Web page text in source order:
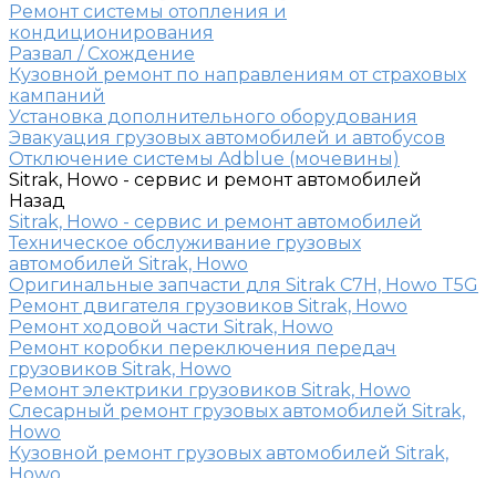
Ремонт системы отопления и
кондиционирования
Развал / Схождение
Кузовной ремонт по направлениям от страховых
кампаний
Установка дополнительного оборудования
Эвакуация грузовых автомобилей и автобусов
Отключение системы Adblue (мочевины)
Sitrak, Howo - сервис и ремонт автомобилей
Назад
Sitrak, Howo - сервис и ремонт автомобилей
Техническое обслуживание грузовых
автомобилей Sitrak, Howo
Оригинальные запчасти для Sitrak C7H, Howo T5G
Ремонт двигателя грузовиков Sitrak, Howo
Ремонт ходовой части Sitrak, Howo
Ремонт коробки переключения передач
грузовиков Sitrak, Howo
Ремонт электрики грузовиков Sitrak, Howo
Слесарный ремонт грузовых автомобилей Sitrak,
Howo
Кузовной ремонт грузовых автомобилей Sitrak,
Howo